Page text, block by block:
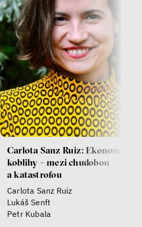
Carlota Sanz Ruiz: Ekonomie
koblihy – mezi chudobou
a katastrofou
Carlota Sanz Ruiz
Lukáš Senft
Petr Kubala